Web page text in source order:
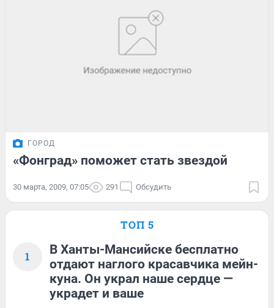
ГОРОД
«Фонград» поможет стать звездой
30 марта, 2009, 07:05 291 Обсудить
ТОП 5
1
В Ханты-Мансийске бесплатно
отдают наглого красавчика мейн-
куна. Он украл наше сердце —
украдет и ваше